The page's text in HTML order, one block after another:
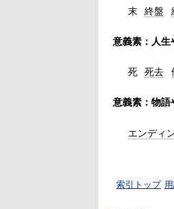
末 終盤
意義素：人生
死 死去
意義素：物語
エンディ
索引トップ